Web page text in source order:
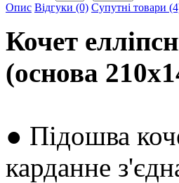
Опис Відгуки (0) Супутні товари
Кочет
(основа
● Підошва
карданне